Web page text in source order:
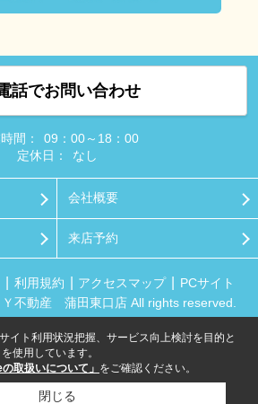
話でお問い合わせ
間：
09：00～18：00
定休日：
なし
会社概要
来店予約
利用規約 アクセスマップ
PCサイト
不動産 蒲田東口店 All rights reserved.
イト利用状況把握、サービス向上検討を目的と
使用しています。
の取扱いについて」 をご確認ください。
閉じる